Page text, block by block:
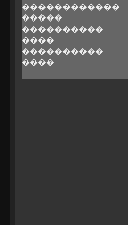
������������
�����
����������
����
����������
����